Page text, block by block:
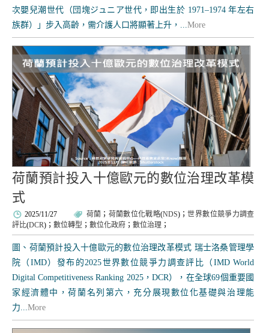
次嬰兒潮世代（団塊ジュニア世代，即出生於 1971–1974 年左右
族群）」步入高齡，需介護人口將顯著上升，...More
荷蘭預計投入十億歐元的數位治理改革模
式
2025/11/27 荷蘭 ； 荷蘭數位化戰略(NDS)；世界數位競爭力調查
評比(DCR)； 數位轉型 ； 數位化政府 ； 數位治理 ；
圖、荷蘭預計投入十億歐元的數位治理改革模式 瑞士洛桑管理學
院（IMD）發布的2025世界數位競爭力調查評比（IMD World
Digital Competitiveness Ranking 2025，DCR），在全球69個重要國
家經濟體中，荷蘭名列第六，充分展現數位化基礎與治理能
力...More